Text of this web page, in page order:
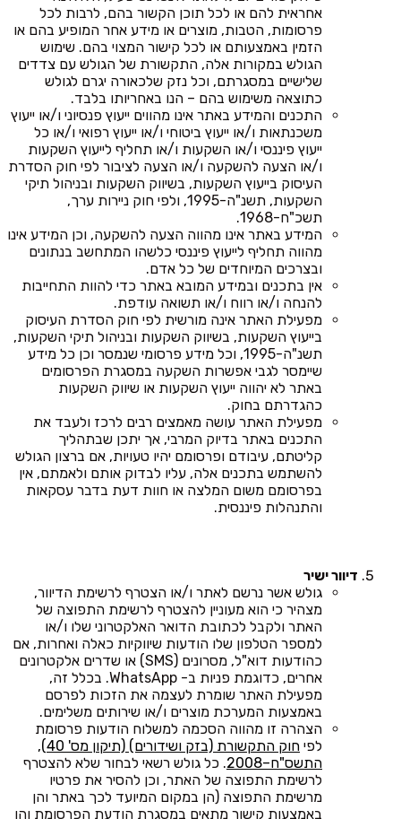
אחראית להם או לכל תוכן הקשור בהם, לרבות לכל
פרסומות, הטבות, מוצרים או מידע אחר המופיע בהם או
הזמין באמצעותם או לכל קישור המצוי בהם. שימוש
הגולש במקורות אלה, התקשורת של הגולש עם צדדים
שלישיים במסגרתם, וכל נזק שלכאורה יגרם לגולש
כתוצאה משימוש בהם – הנו באחריותו בלבד.
התכנים והמידע באתר אינו מהווים ייעוץ פנסיוני ו/או ייעוץ
משכנתאות ו/או ייעוץ ביטוחי ו/או ייעוץ רפואי ו/או כל
ייעוץ פיננסי ו/או השקעות ו/או תחליף לייעוץ השקעות
ו/או הצעה להשקעה ו/או הצעה לציבור לפי חוק הסדרת
העיסוק בייעוץ השקעות, בשיווק השקעות ובניהול תיקי
השקעות, תשנ"ה-1995, ולפי חוק ניירות ערך,
תשכ"ח-1968.
המידע באתר אינו מהווה הצעה להשקעה, וכן המידע אינו
מהווה תחליף לייעוץ פיננסי כלשהו המתחשב בנתונים
ובצרכים המיוחדים של כל אדם.
אין בתכנים ובמידע המובא באתר כדי להוות התחייבות
להנחה ו/או רווח ו/או תשואה עודפת.
מפעילת האתר אינה מורשית לפי חוק הסדרת העיסוק
בייעוץ השקעות, בשיווק השקעות ובניהול תיקי השקעות,
תשנ"ה-1995, וכל מידע פרסומי שנמסר וכן כל מידע
שיימסר לגבי אפשרות השקעה במסגרת הפרסומים
באתר לא יהווה ייעוץ השקעות או שיווק השקעות
כהגדרתם בחוק.
מפעילת האתר עושה מאמצים רבים לרכז ולעבד את
התכנים באתר בדיוק המרבי, אך יתכן שבתהליך
קליטתם, עיבודם ופרסומם יהיו טעויות, אם ברצון הגולש
להשתמש בתכנים אלה, עליו לבדוק אותם ולאמתם, אין
בפרסומם משום המלצה או חוות דעת בדבר עסקאות
והתנהלות פיננסית.
דיוור ישיר
גולש אשר נרשם לאתר ו/או הצטרף לרשימת הדיוור,
מצהיר כי הוא מעוניין להצטרף לרשימת התפוצה של
האתר ולקבל לכתובת הדואר האלקטרוני שלו ו/או
למספר הטלפון שלו הודעות שיווקיות כאלה ואחרות, אם
כהודעות דוא"ל, מסרונים (SMS) או שדרים אלקטרונים
אחרים, כדוגמת פניות ב- WhatsApp. בכלל זה,
מפעילת האתר שומרת לעצמה את הזכות לפרסם
באמצעות המערכת מוצרים ו/או שירותים משלימים.
הצהרה זו מהווה הסכמה למשלוח הודעות פרסומת
לפי
חוק התקשורת (בזק ושידורים) (תיקון מס' 40),
התשס"ח–2008
. כל גולש רשאי לבחור שלא להצטרף
לרשימת התפוצה של האתר, וכן להסיר את פרטיו
מרשימת התפוצה (הן במקום המיועד לכך באתר והן
באמצעות קישור מתאים במסגרת הודעת הפרסומת והן